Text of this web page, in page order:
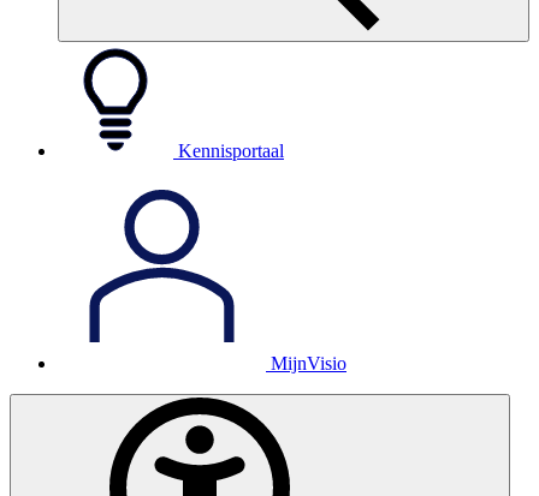
Kennisportaal
MijnVisio